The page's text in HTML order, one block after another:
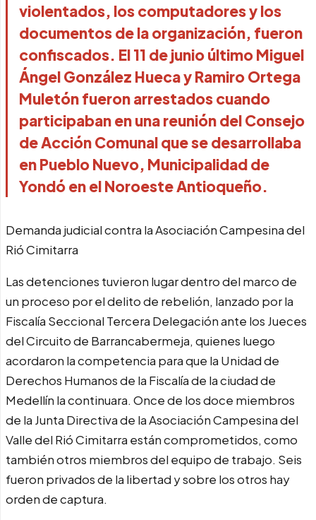
violentados, los computadores y los
documentos de la organización, fueron
confiscados. El 11 de junio último Miguel
Ángel González Hueca y Ramiro Ortega
Muletón fueron arrestados cuando
participaban en una reunión del Consejo
de Acción Comunal que se desarrollaba
en Pueblo Nuevo, Municipalidad de
Yondó en el Noroeste Antioqueño.
Demanda judicial contra la Asociación Campesina del
Rió Cimitarra
Las detenciones tuvieron lugar dentro del marco de
un proceso por el delito de rebelión, lanzado por la
Fiscalía Seccional Tercera Delegación ante los Jueces
del Circuito de Barrancabermeja, quienes luego
acordaron la competencia para que la Unidad de
Derechos Humanos de la Fiscalía de la ciudad de
Medellín la continuara. Once de los doce miembros
de la Junta Directiva de la Asociación Campesina del
Valle del Rió Cimitarra están comprometidos, como
también otros miembros del equipo de trabajo. Seis
fueron privados de la libertad y sobre los otros hay
orden de captura.